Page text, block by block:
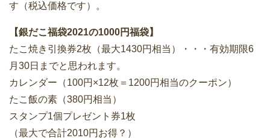
す（税込価格です）。
【銀だこ福袋2021の1000円福袋】
たこ焼き引換券2枚（最大1430円相当）・・・有効期限6
月30日までと思われます。
カレンダー（100円×12枚＝1200円相当のクーポン）
たこ飯の素（380円相当）
スタンプ1個プレゼント券1枚
（最大で合計2010円お得？）